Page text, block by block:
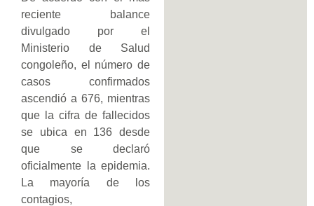
reciente balance
divulgado por el
Ministerio de Salud
congoleño, el número de
casos confirmados
ascendió a 676, mientras
que la cifra de fallecidos
se ubica en 136 desde
que se declaró
oficialmente la epidemia.
La mayoría de los
contagios,